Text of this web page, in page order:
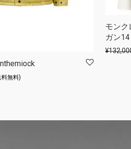
無料)
モンク
ガン
¥